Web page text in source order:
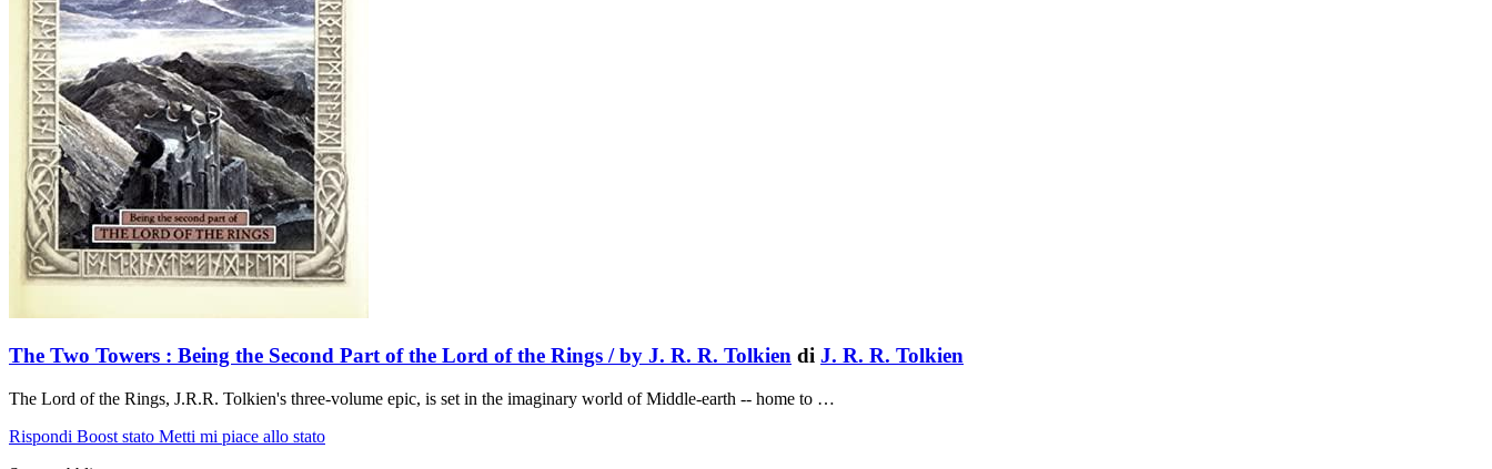
The Two Towers : Being the Second Part of the Lord of the Rings / by J. R. R. Tolkien di J. R. R. Tolkien
The Lord of the Rings, J.R.R. Tolkien's three-volume epic, is set in the imaginary world of Middle-earth -- home to …
Rispondi Boost stato Metti mi piace allo stato